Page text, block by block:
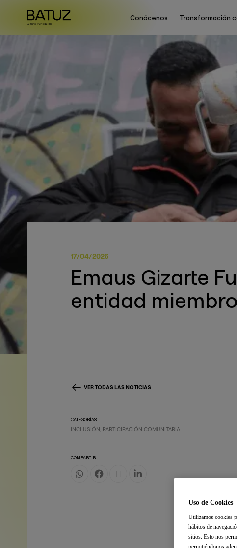
Conócenos Transformación
17/04/2026
Emaus Gizarte
entidad
VER TODAS LAS NOTICIAS
CATEGORÍAS
INCLUSIÓN PARTICIPACIÓN COMUNITARIA
COMPARTIR
Uso de Cookies
Utilizamos cookies
hábitos de
sitios. Esto nos
permitiéndonos